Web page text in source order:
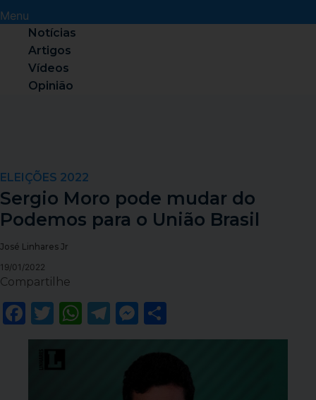
Menu
Notícias
Artigos
Vídeos
Opinião
ELEIÇÕES 2022
Sergio Moro pode mudar do
Podemos para o União Brasil
José Linhares Jr
19/01/2022
Compartilhe
Facebook
Twitter
WhatsApp
Telegram
Messenger